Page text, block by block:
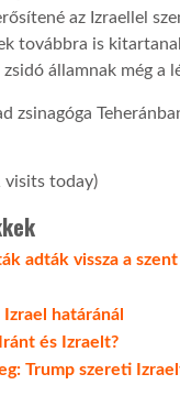
az Izraellel
továbbra is
zsidó államnak még a
zsinagóga
visits today)
adták vissza a
határánál
és Izraelt?
Trump szereti